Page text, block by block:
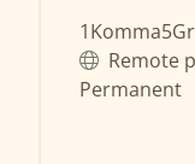
Remote
Permanent